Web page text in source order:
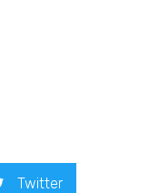
Twitter